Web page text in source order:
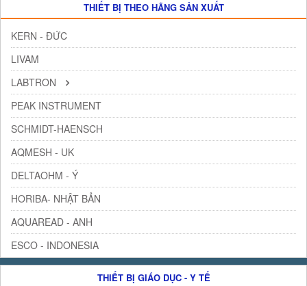
THIẾT BỊ THEO HÃNG SẢN XUẤT
KERN - ĐỨC
LIVAM
LABTRON
PEAK INSTRUMENT
SCHMIDT-HAENSCH
AQMESH - UK
DELTAOHM - Ý
HORIBA- NHẬT BẢN
AQUAREAD - ANH
ESCO - INDONESIA
THIẾT BỊ GIÁO DỤC - Y TẾ